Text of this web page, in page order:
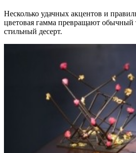
Несколько удачных акцентов и
цветовая гамма превращают обычный
стильный десерт.